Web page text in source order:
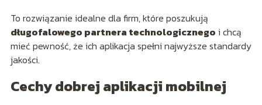
To rozwiązanie idealne dla firm, które poszukują
długofalowego partnera technologicznego i chcą
mieć pewność, że ich aplikacja spełni najwyższe standardy
jakości.
Cechy dobrej aplikacji mobilnej